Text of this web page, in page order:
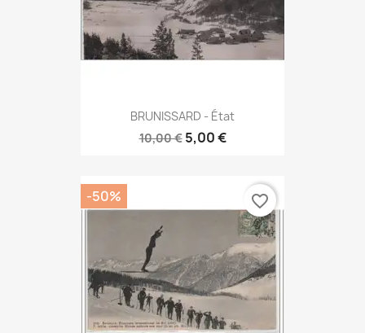
BRUNISSARD - État
10,00 € 5,00 €
-50% favorite_border